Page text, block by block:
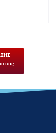
σας